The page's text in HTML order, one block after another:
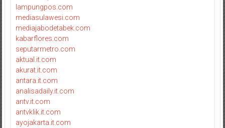
lampungpos.com
mediasulawesi.com
mediajabodetabek.com
kabarflores.com
seputarmetro.com
aktual.it.com
akurat.it.com
antara.it.com
analisadaily.it.com
antv.it.com
antvklik.it.com
ayojakarta.it.com